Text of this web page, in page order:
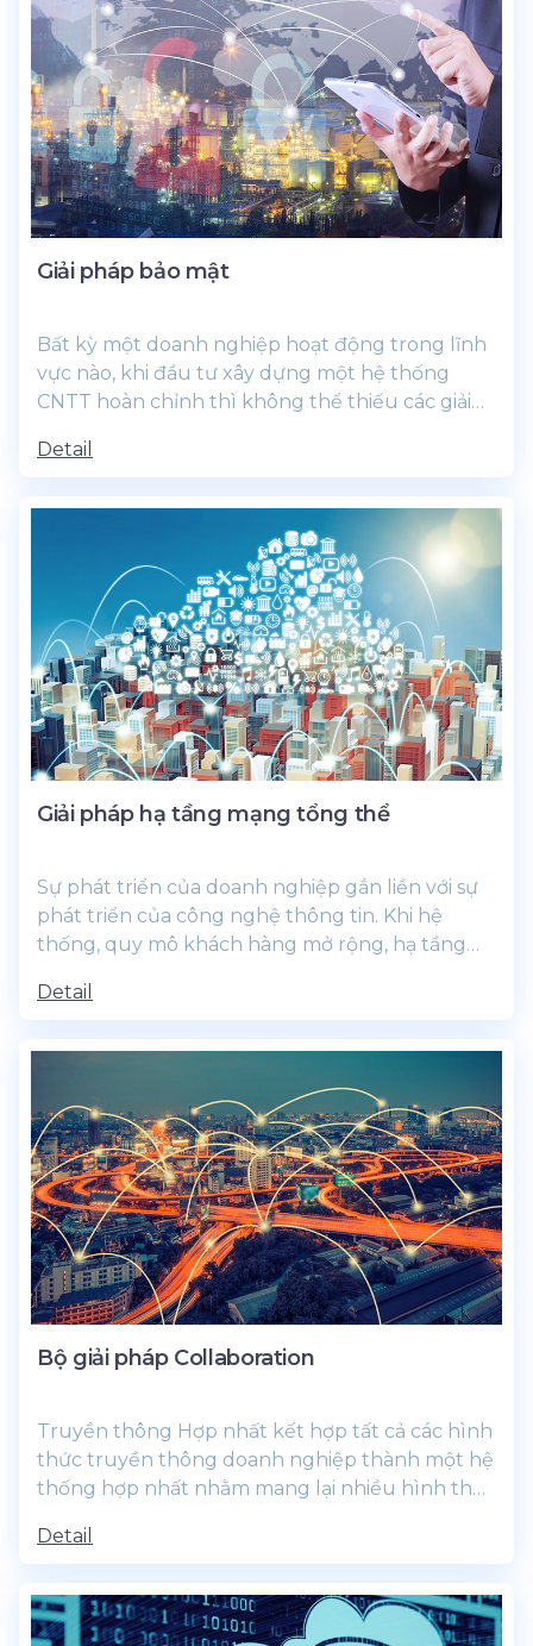
Giải pháp bảo mật
Bất kỳ một doanh nghiệp hoạt động trong lĩnh
vực nào, khi đầu tư xây dựng một hệ thống
CNTT hoàn chỉnh thì không thể thiếu các giải
Detail
Giải pháp hạ tầng mạng tổng thể
Sự phát triển của doanh nghiệp gắn liền với sự
phát triển của công nghệ thông tin. Khi hệ
thống, quy mô khách hàng mở rộng, hạ tầng
Detail
Bộ giải pháp Collaboration
Truyền thông Hợp nhất kết hợp tất cả các hình
thức truyền thông doanh nghiệp thành một hệ
thống hợp nhất nhằm mang lại nhiều hình thức
Detail